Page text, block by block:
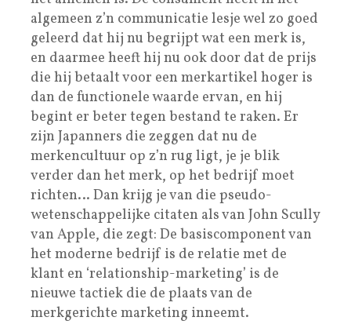
algemeen z’n communicatie lesje wel zo goed
geleerd dat hij nu begrijpt wat een merk is,
en daarmee heeft hij nu ook door dat de prijs
die hij betaalt voor een merkartikel hoger is
dan de functionele waarde ervan, en hij
begint er beter tegen bestand te raken. Er
zijn Japanners die zeggen dat nu de
merkencultuur op z’n rug ligt, je je blik
verder dan het merk, op het bedrijf moet
richten… Dan krijg je van die pseudo-
wetenschappelijke citaten als van John Scully
van Apple, die zegt: De basiscomponent van
het moderne bedrijf is de relatie met de
klant en ‘relationship-marketing’ is de
nieuwe tactiek die de plaats van de
merkgerichte marketing inneemt.